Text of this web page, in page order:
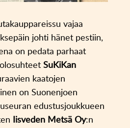
vajaa
johti hänet pestiin,
on pedata parhaat
SuKiKan
kaatojen
on Suonenjoen
edustusjoukkueen
Iisveden Metsä Oy:n